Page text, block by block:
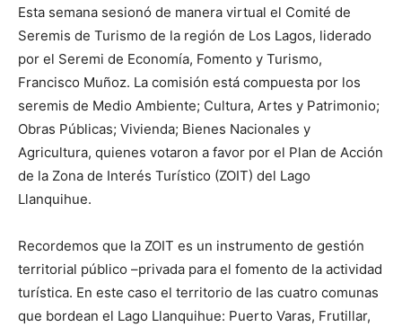
Esta semana sesionó de manera virtual el Comité de
Seremis de Turismo de la región de Los Lagos, liderado
por el Seremi de Economía, Fomento y Turismo,
Francisco Muñoz. La comisión está compuesta por los
seremis de Medio Ambiente; Cultura, Artes y Patrimonio;
Obras Públicas; Vivienda; Bienes Nacionales y
Agricultura, quienes votaron a favor por el Plan de Acción
de la Zona de Interés Turístico (ZOIT) del Lago
Llanquihue.
Recordemos que la ZOIT es un instrumento de gestión
territorial público –privada para el fomento de la actividad
turística. En este caso el territorio de las cuatro comunas
que bordean el Lago Llanquihue: Puerto Varas, Frutillar,